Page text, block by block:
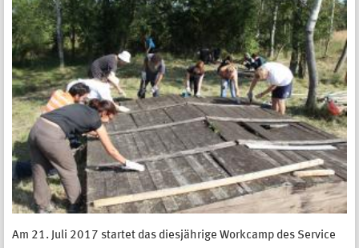
Am 21. Juli 2017 startet das diesjährige Workcamp des Service